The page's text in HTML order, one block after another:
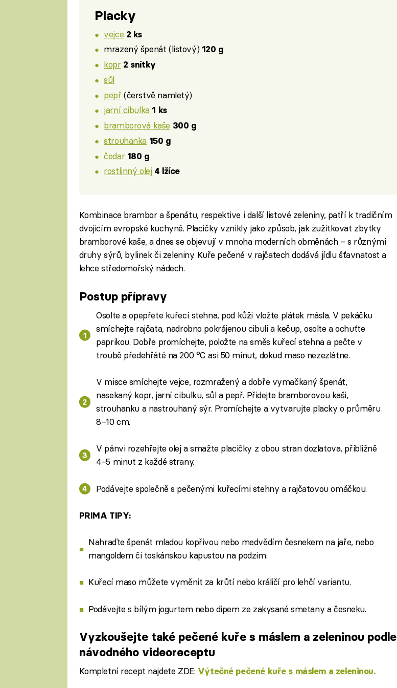
Placky
vejce 2 ks
mrazený špenát (listový) 120 g
kopr 2 snítky
sůl
pepř (čerstvě namletý)
jarní cibulka 1 ks
bramborová kaše 300 g
strouhanka 150 g
čedar 180 g
rostlinný olej 4 lžíce
Kombinace brambor a špenátu, respektive i další listové zeleniny, patří k tradičním
dvojicím evropské kuchyně. Placičky vznikly jako způsob, jak zužitkovat zbytky
bramborové kaše, a dnes se objevují v mnoha moderních obměnách – s různými
druhy sýrů, bylinek či zeleniny. Kuře pečené v rajčatech dodává jídlu šťavnatost a
lehce středomořský nádech.
Postup přípravy
Osolte a opepřete kuřecí stehna, pod kůži vložte plátek másla. V pekáčku
smíchejte rajčata, nadrobno pokrájenou cibuli a kečup, osolte a ochuťte
paprikou. Dobře promíchejte, položte na směs kuřecí stehna a pečte v
troubě předehřáté na 200 °C asi 50 minut, dokud maso nezezlátne.
V misce smíchejte vejce, rozmražený a dobře vymačkaný špenát,
nasekaný kopr, jarní cibulku, sůl a pepř. Přidejte bramborovou kaši,
strouhanku a nastrouhaný sýr. Promíchejte a vytvarujte placky o průměru
8–10 cm.
V pánvi rozehřejte olej a smažte placičky z obou stran dozlatova, přibližně
4–5 minut z každé strany.
Podávejte společně s pečenými kuřecími stehny a rajčatovou omáčkou.
PRIMA TIPY:
Nahraďte špenát mladou kopřivou nebo medvědím česnekem na jaře, nebo
mangoldem či toskánskou kapustou na podzim.
Kuřecí maso můžete vyměnit za krůtí nebo králičí pro lehčí variantu.
Podávejte s bílým jogurtem nebo dipem ze zakysané smetany a česneku.
Vyzkoušejte také pečené kuře s máslem a zeleninou podle
návodného videoreceptu
Kompletní recept najdete ZDE: Výtečné pečené kuře s máslem a zeleninou.